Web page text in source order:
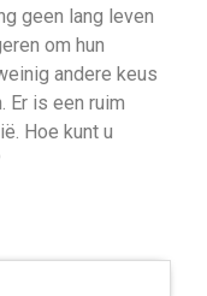
geen lang leven
om hun
andere keus
Er is een ruim
Hoe kunt u